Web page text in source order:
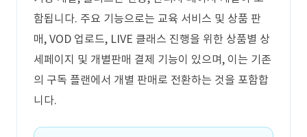
함됩니다. 주요 기능으로는 교육 서비스 및 상품 판
매, VOD 업로드, LIVE 클래스 진행을 위한 상품별 상
세페이지 및 개별판매 결제 기능이 있으며, 이는 기존
의 구독 플랜에서 개별 판매로 전환하는 것을 포함합
니다.